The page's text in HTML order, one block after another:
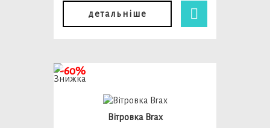
детальніше
Вітровка Brax
-60%